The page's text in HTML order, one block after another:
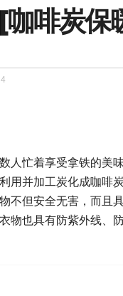
啡炭保
忙着享受拿铁的美
用并加工炭化成咖啡
不但安全无害，而且
物也具有防紫外线、